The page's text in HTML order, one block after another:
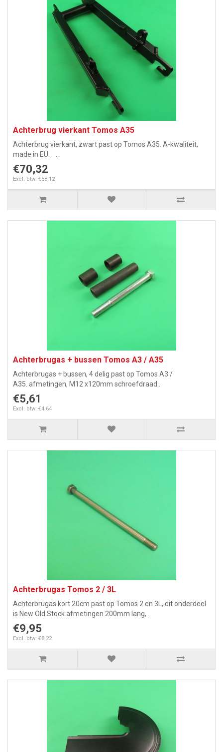
Achterbrug vierkant Tomos A35
Achterbrug vierkant, zwart past op Tomos A35. A-kwaliteit,
made in EU. ..
€70,32
Excl. btw: €58,12
Achterbrugas + bussen Tomos A3 / A35
Achterbrugas + bussen, 4 delig past op Tomos A3 /
A35. afmetingen, M12 x120mm schroefdraad..
€5,61
Excl. btw: €4,64
Achterbrugas Tomos 2 / 3L
Achterbrugas kort 20cm past op Tomos 2 en 3L, dit onderdeel
is New Old Stock.afmetingen 200mm lang, ..
€9,95
Excl. btw: €8,22